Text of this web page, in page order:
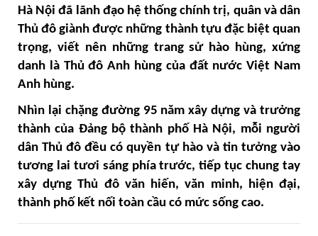
Hà Nội đã lãnh đạo hệ thống chính trị, quân và dân
Thủ đô giành được những thành tựu đặc biệt quan
trọng, viết nên những trang sử hào hùng, xứng
danh là Thủ đô Anh hùng của đất nước Việt Nam
Anh hùng.
Nhìn lại chặng đường 95 năm xây dựng và trưởng
thành của Đảng bộ thành phố Hà Nội, mỗi người
dân Thủ đô đều có quyền tự hào và tin tưởng vào
tương lai tươi sáng phía trước, tiếp tục chung tay
xây dựng Thủ đô văn hiến, văn minh, hiện đại,
thành phố kết nối toàn cầu có mức sống cao.